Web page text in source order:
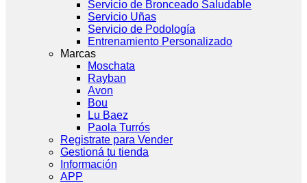
Servicio de Bronceado Saludable
Servicio Uñas
Servicio de Podología
Entrenamiento Personalizado
Marcas
Moschata
Rayban
Avon
Bou
Lu Baez
Paola Turrós
Registrate para Vender
Gestioná tu tienda
Información
APP